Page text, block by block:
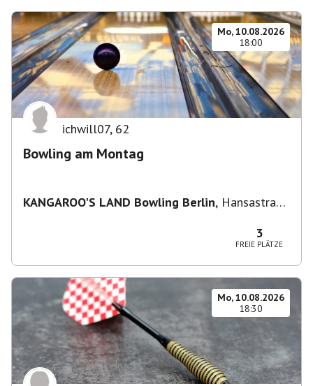
Mo, 10.08.2026
18:00
ichwill07, 62
Bowling am Montag
KANGAROO'S LAND Bowling Berlin, Hansastraße
3
FREIE PLÄTZE
Mo, 10.08.2026
18:30